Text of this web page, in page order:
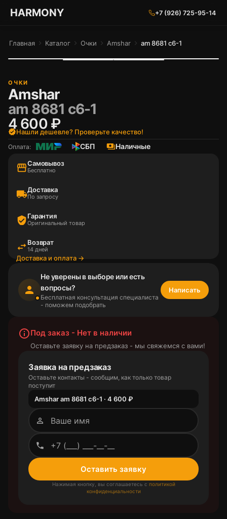
ГАРМОНИЯ ГЛАЗ
HARMONY +7 (926) 725-95-14
Главная chevron_right Каталог chevron_right Очки chevron_right Amshar chevron_right am 8681 c6-1
ОЧКИ
Amshar
am 8681 c6-1
4 600 ₽
verifiedНашли дешевле? Проверьте качество!
Оплата: СБП paymentsНаличные
storefrontСамовывоз
Бесплатно
local_shippingДоставка
По запросу
verified_userГарантия
Оригинальный товар
swap_horiz Возврат
14 дней
Доставка и оплата →
person
Не уверены в выборе или есть
вопросы?
Бесплатная консультация специалиста
- поможем подобрать
Написать
info_outlineПод заказ - Нет в наличии
Оставьте заявку на предзаказ - мы свяжемся с вами!
Заявка на предзаказ
Оставьте контакты - сообщим, как только товар
поступит
Amshar am 8681 c6-1 · 4 600 ₽
person_outline
phone_outlined
Оставить заявку
Нажимая кнопку, вы соглашаетесь с политикой
конфиденциальности